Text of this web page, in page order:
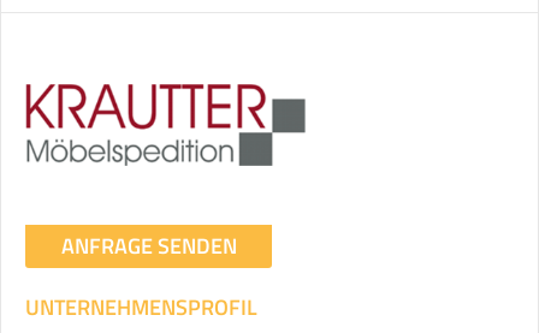
ANFRAGE SENDEN
UNTERNEHMENSPROFIL